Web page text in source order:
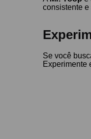
consistente
Se você
Experimente